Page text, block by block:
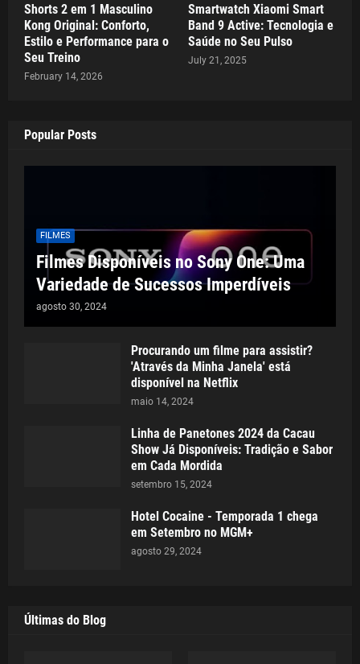
Shorts 2 em 1 Masculino
Kong Original: Conforto,
Estilo e Performance para o
Seu Treino
February 14, 2026
Smartwatch Xiaomi Smart
Band 9 Active: Tecnologia e
Saúde no Seu Pulso
July 21, 2025
Popular Posts
FILMES
Filmes Disponíveis no Sony One: Uma
Variedade de Sucessos Imperdíveis
agosto 30, 2024
Procurando um filme para assistir?
'Através da Minha Janela' está
disponível na Netflix
maio 14, 2024
Linha de Panetones 2024 da Cacau
Show Já Disponíveis: Tradição e Sabor
em Cada Mordida
setembro 15, 2024
Hotel Cocaine - Temporada 1 chega
em Setembro no MGM+
agosto 29, 2024
Últimas do Blog